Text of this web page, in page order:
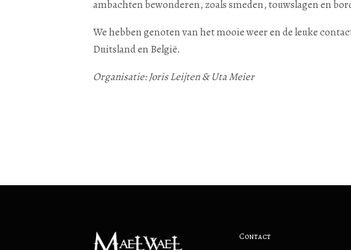
ambachten bewonderen, zoals smeden, touwslagen en
We hebben genoten van het mooie weer en de leuke
Duitsland en België.
Organisatie: Joris Leijten & Uta Meier
Contact